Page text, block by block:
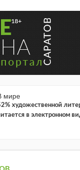
мире
художественной
в электронном